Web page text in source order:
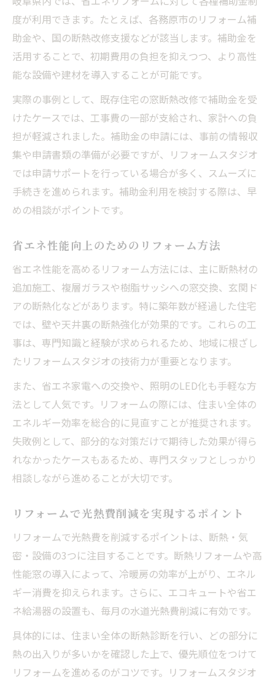
度が利用できます。たとえば、各務原市のリフォーム補
助金や、国の断熱改修支援などが該当します。補助金を
活用することで、初期費用の負担を抑えつつ、より高性
能な設備や建材を導入することが可能です。
実際の事例として、既存住宅の窓断熱改修で補助金を受
けたケースでは、工事費の一部が支給され、家計への負
担が軽減されました。補助金の申請には、事前の情報収
集や申請書類の準備が必要ですが、リフォームスタジオ
では申請サポートを行っている場合が多く、スムーズに
手続きを進められます。補助金利用を検討する際は、早
めの相談がポイントです。
省エネ性能向上のためのリフォーム方法
省エネ性能を高めるリフォーム方法には、主に断熱材の
追加施工、複層ガラスや樹脂サッシへの窓交換、玄関ド
アの断熱化などがあります。特に築年数が経過した住宅
では、壁や天井裏の断熱強化が効果的です。これらの工
事は、専門知識と経験が求められるため、地域に根ざし
たリフォームスタジオの技術力が重要となります。
また、省エネ家電への交換や、照明のLED化も手軽な方
法として人気です。リフォームの際には、住まい全体の
エネルギー効率を総合的に見直すことが推奨されます。
失敗例として、部分的な対策だけで期待した効果が得ら
れなかったケースもあるため、専門スタッフとしっかり
相談しながら進めることが大切です。
リフォームで光熱費削減を実現するポイント
リフォームで光熱費を削減するポイントは、断熱・気
密・設備の3つに注目することです。断熱リフォームや高
性能窓の導入によって、冷暖房の効率が上がり、エネル
ギー消費を抑えられます。さらに、エコキュートや省エ
ネ給湯器の設置も、毎月の水道光熱費削減に有効です。
具体的には、住まい全体の断熱診断を行い、どの部分に
熱の出入りが多いかを確認した上で、優先順位をつけて
リフォームを進めるのがコツです。リフォームスタジオ